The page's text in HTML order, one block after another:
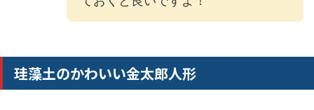
珪藻土のかわいい金太郎人形